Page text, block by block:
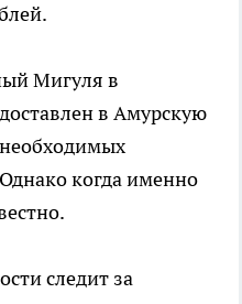
Мигуля в
в Амурскую
когда именно
следит за